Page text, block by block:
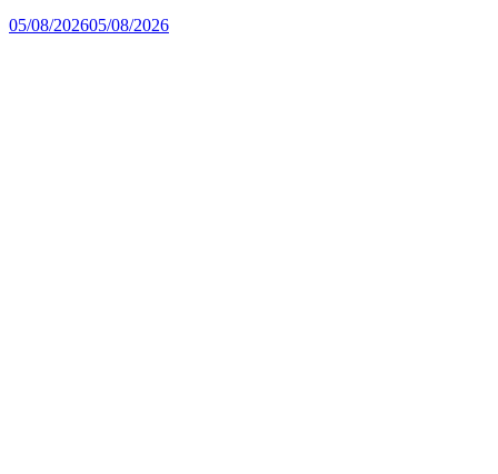
05/08/202605/08/2026